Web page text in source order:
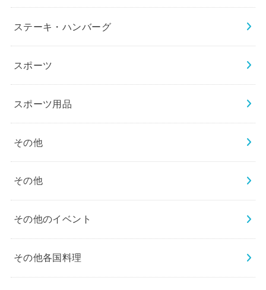
ステーキ・ハンバーグ
スポーツ
スポーツ用品
その他
その他
その他のイベント
その他各国料理